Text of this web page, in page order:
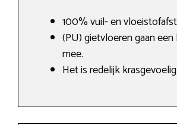
100% vuil- en
(PU) gietvloeren gaan
mee.
Het is redelijk